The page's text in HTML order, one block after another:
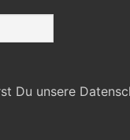
Du unsere